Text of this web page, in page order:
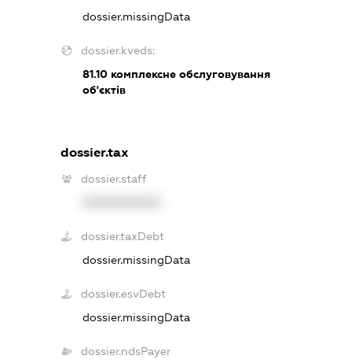
dossier.missingData
dossier.kveds:
81.10комплексне обслуговування
об'єктів
dossier.tax
dossier.staff
dossier.taxDebt
dossier.missingData
dossier.esvDebt
dossier.missingData
dossier.ndsPayer